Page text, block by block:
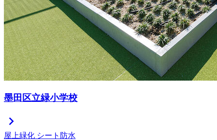
墨田区立緑小学校
chevron_right
屋上緑化 シート防水